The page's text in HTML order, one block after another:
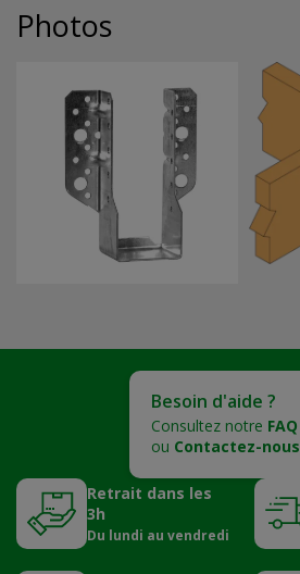
Photos
Besoin d'aide ?
Consultez notre FAQ
ou Contactez-nous
Retrait dans les
3h
Du lundi au vendredi